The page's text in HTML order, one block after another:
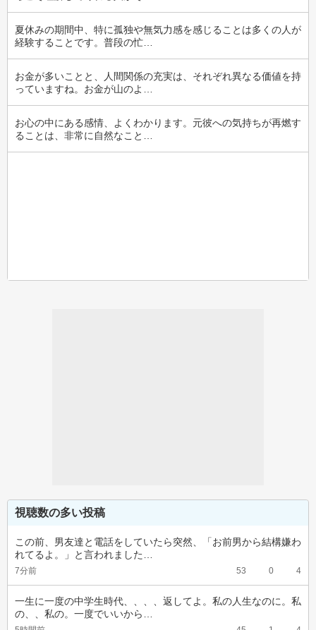
夏休みの期間中、特に孤独や無気力感を感じることは多くの人が
経験することです。普段の忙…
お金が多いことと、人間関係の充実は、それぞれ異なる価値を持
っていますね。お金が山のよ…
お心の中にある感情、よくわかります。元彼への気持ちが再燃す
ることは、非常に自然なこと…
視聴数の多い投稿
この前、男友達と電話をしていたら突然、「お前男から結構嫌わ
れてるよ。」と言われました…
7分前 53 0 4
一生に一度の中学生時代、、、、返してよ。私の人生なのに。私
の、、私の。一度でいいから…